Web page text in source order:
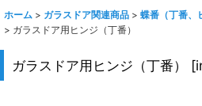
ホーム > ガラスドア関連商品 > 蝶番（丁番、
> ガラスドア用ヒンジ（丁番）
ガラスドア用ヒンジ（丁番） [